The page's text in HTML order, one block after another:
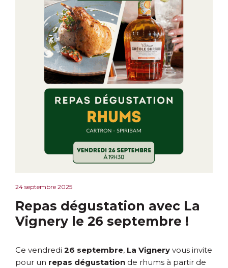
24 septembre 2025
Repas dégustation avec La
Vignery le 26 septembre !
Ce vendredi 26 septembre, La Vignery vous invite
pour un repas dégustation de rhums à partir de